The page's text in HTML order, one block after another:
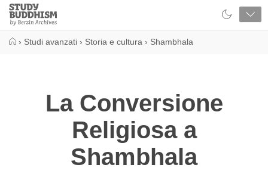
Close
Study
Buddhism
› Studi avanzati › Storia e cultura › Shambhala
La Conversione
Religiosa a
Shambhala